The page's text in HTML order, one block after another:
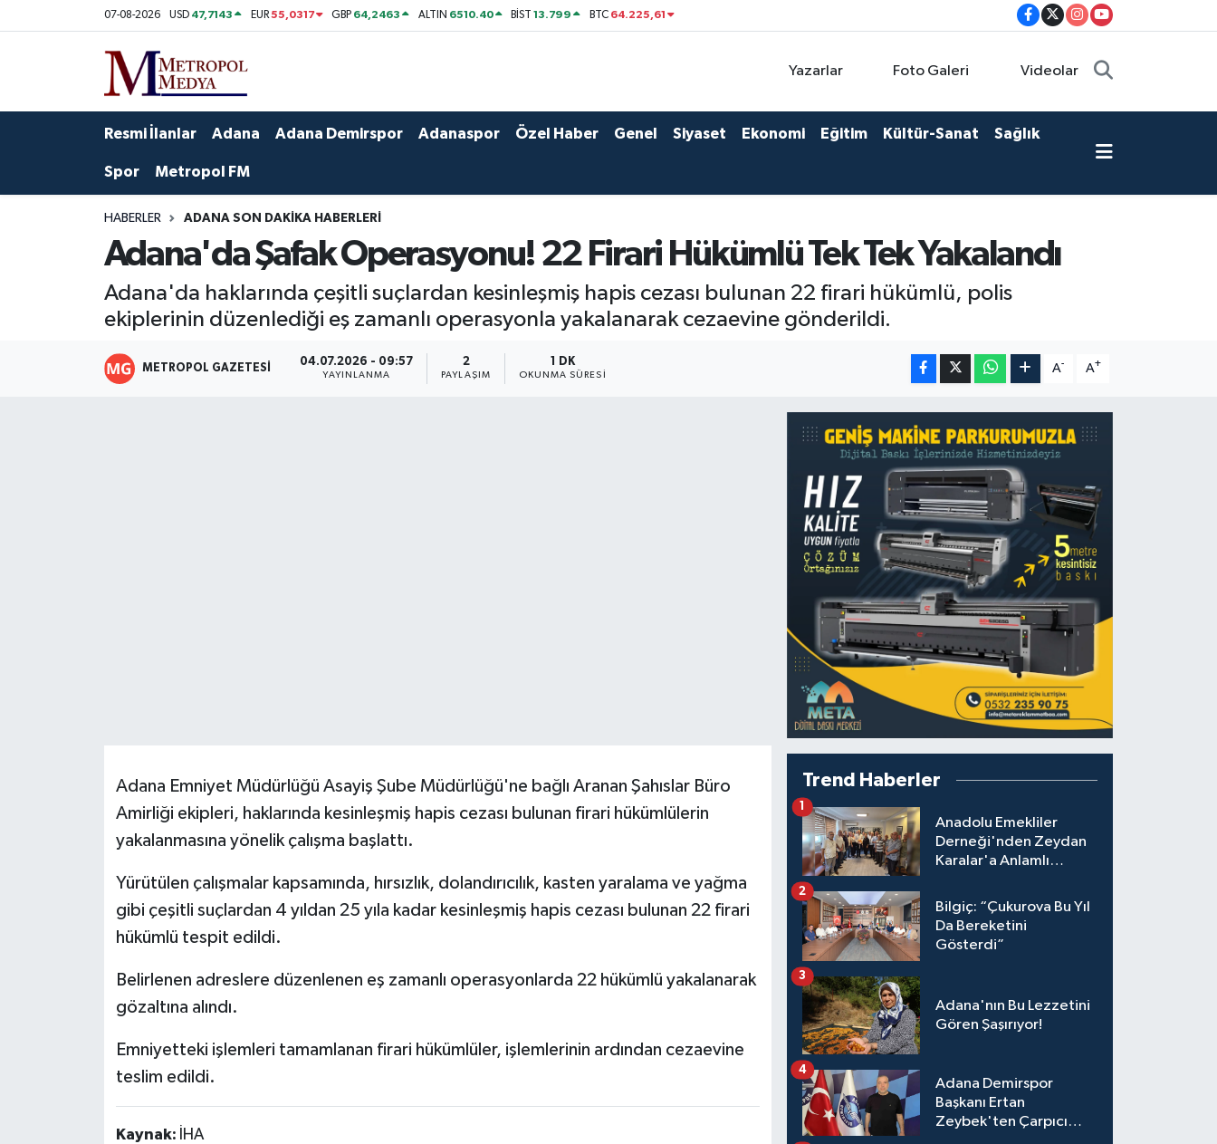
07-08-2026 USD 47,7143 EUR55,0317 GBP 64,2463 ALTIN 6510.40 BİST13.799 BTC 64.225,61
Yazarlar Foto Galeri Videolar
Resmi İlanlar Adana Adana Demirspor Adanaspor Özel Haber Genel Siyaset Ekonomi Eğitim Kültür-Sanat Sağlık
Spor Metropol FM
HABERLER ADANA SON DAKIKA HABERLERI
Adana'da Şafak Operasyonu! 22 Firari Hükümlü Tek Tek Yakalandı
Adana'da haklarında çeşitli suçlardan kesinleşmiş hapis cezası bulunan 22 firari hükümlü, polis
ekiplerinin düzenlediği eş zamanlı operasyonla yakalanarak cezaevine gönderildi.
METROPOL GAZETESI 04.07.2026 - 09:57
YAYINLANMA
2
PAYLAŞIM
1 DK
OKUNMA SÜRESI
A- A+
Adana Emniyet Müdürlüğü Asayiş Şube Müdürlüğü'ne bağlı Aranan Şahıslar Büro
Amirliği ekipleri, haklarında kesinleşmiş hapis cezası bulunan firari hükümlülerin
yakalanmasına yönelik çalışma başlattı.
Yürütülen çalışmalar kapsamında, hırsızlık, dolandırıcılık, kasten yaralama ve yağma
gibi çeşitli suçlardan 4 yıldan 25 yıla kadar kesinleşmiş hapis cezası bulunan 22 firari
hükümlü tespit edildi.
Belirlenen adreslere düzenlenen eş zamanlı operasyonlarda 22 hükümlü yakalanarak
gözaltına alındı.
Emniyetteki işlemleri tamamlanan firari hükümlüler, işlemlerinin ardından cezaevine
teslim edildi.
Kaynak: İHA
Trend Haberler
Anadolu Emekliler
Derneği'nden Zeydan
Karalar'a Anlamlı
1
Bilgiç: “Çukurova Bu Yıl
Da Bereketini
Gösterdi”
2
Adana'nın Bu Lezzetini
Gören Şaşırıyor!
3
Adana Demirspor
Başkanı Ertan
Zeybek'ten Çarpıcı
4
Ekonomi
Özel Haberler
Yerel Yönetim
Yazarlar
Foto Galeri
Seyhan Nöbetçi Eczaneler
Seyhan Hava Durumu
Tüm Manşetler
Son Dakika Haberleri